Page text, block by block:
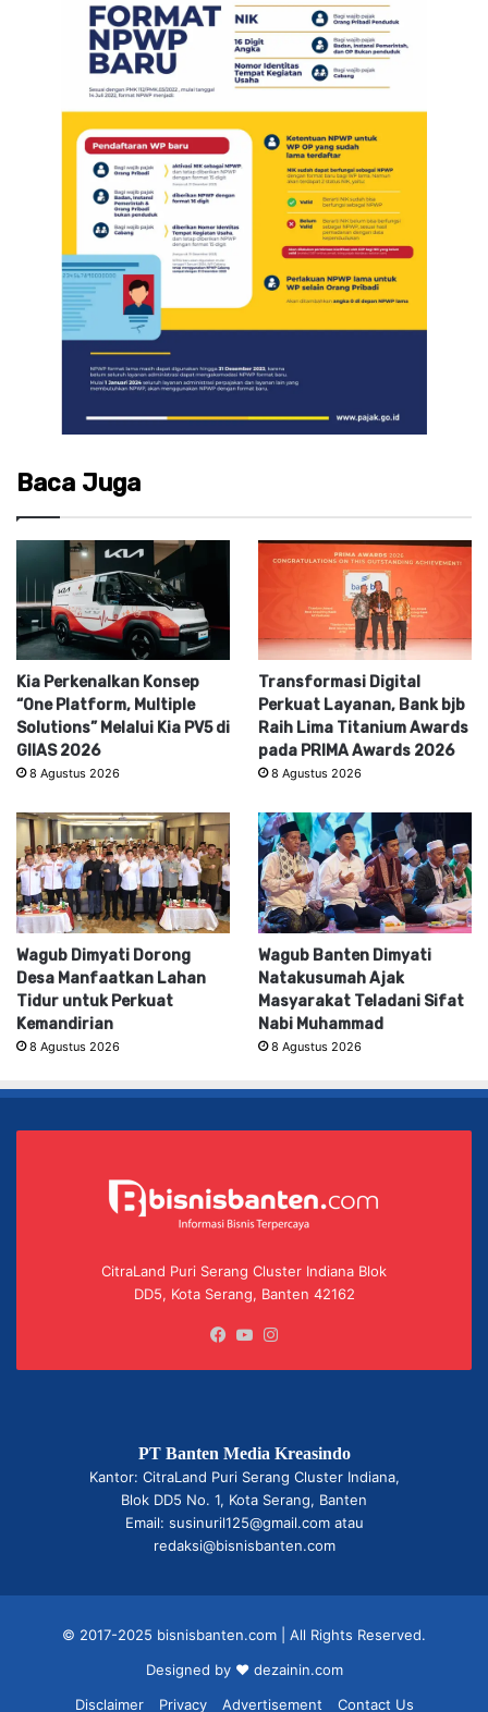
Baca Juga
Kia Perkenalkan Konsep
“One Platform, Multiple
Solutions” Melalui Kia PV5 di
GIIAS 2026
8 Agustus 2026
Transformasi Digital
Perkuat Layanan, Bank bjb
Raih Lima Titanium Awards
pada PRIMA Awards 2026
8 Agustus 2026
Wagub Dimyati Dorong
Desa Manfaatkan Lahan
Tidur untuk Perkuat
Kemandirian
8 Agustus 2026
Wagub Banten Dimyati
Natakusumah Ajak
Masyarakat Teladani Sifat
Nabi Muhammad
8 Agustus 2026
CitraLand Puri Serang Cluster Indiana Blok
DD5, Kota Serang, Banten 42162
Facebook
YouTube
PT Banten Media Kreasindo
Kantor: CitraLand Puri Serang Cluster Indiana,
Blok DD5 No. 1, Kota Serang, Banten
Email: susinuril125@gmail.com atau
redaksi@bisnisbanten.com
© 2017-2025 bisnisbanten.com | All Rights Reserved.
Designed by ❤ dezainin.com
Disclaimer
Privacy Advertisement Contact Us